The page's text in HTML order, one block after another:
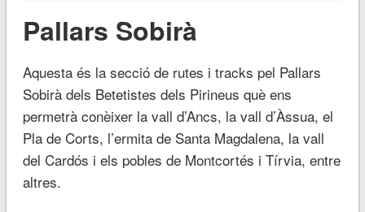
Pallars Sobirà
Aquesta és la secció de rutes i tracks pel Pallars
Sobirà dels Betetistes dels Pirineus què ens
permetrà conèixer la vall d’Ancs, la vall d’Àssua, el
Pla de Corts, l’ermita de Santa Magdalena, la vall
del Cardós i els pobles de Montcortés i Tírvia, entre
altres.